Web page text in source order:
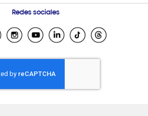
Condiciones de Compra
Preguntas Frecuentes
Samsung Costa Rica
Samsung Ecuador
Samsung El Salvador
Samsung Guatemala
Samsung Honduras
Samsung Nicaragua
Redes sociales